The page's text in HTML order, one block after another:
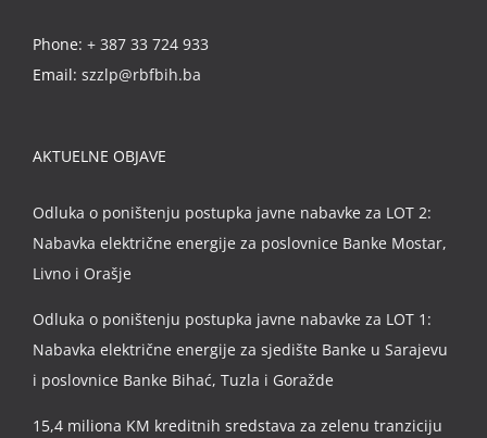
Phone: + 387 33 724 933
Email: szzlp@rbfbih.ba
AKTUELNE OBJAVE
Odluka o poništenju postupka javne nabavke za LOT 2:
Nabavka električne energije za poslovnice Banke Mostar,
Livno i Orašje
Odluka o poništenju postupka javne nabavke za LOT 1:
Nabavka električne energije za sjedište Banke u Sarajevu
i poslovnice Banke Bihać, Tuzla i Goražde
15,4 miliona KM kreditnih sredstava za zelenu tranziciju